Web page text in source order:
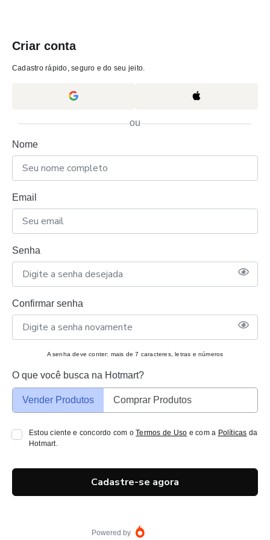
Criar conta
Cadastro rápido, seguro e do seu jeito.
ou
Nome
Email
Senha
Confirmar senha
A senha deve conter: mais de 7 caracteres, letras e números
O que você busca na Hotmart?
Vender Produtos Comprar Produtos
Estou ciente e concordo com oTermos de Uso e com a Políticas da
Hotmart.
Cadastre-se agora
Powered by